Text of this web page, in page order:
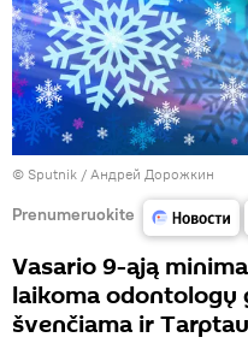
© Sputnik / Андрей Дорожкин
Prenumeruokite
Vasario 9-ąją
laikoma odontologų
švenčiama ir